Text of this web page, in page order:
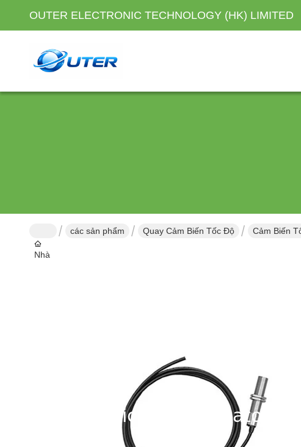
OUTER ELECTRONIC TECHNOLOGY (HK) LIMITED
Nhà
các sản phẩm Quay Cảm Biến Tốc Độ Cảm Biến